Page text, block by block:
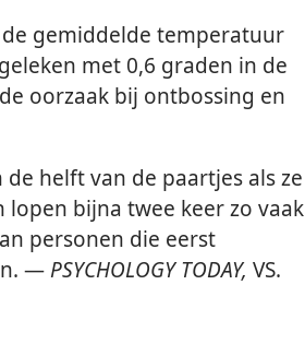
gemiddelde temperatuur
met 0,6 graden in de
oorzaak bij ontbossing en
helft van de paartjes als ze
bijna twee keer zo vaak
personen die eerst
—PSYCHOLOGY TODAY, VS.